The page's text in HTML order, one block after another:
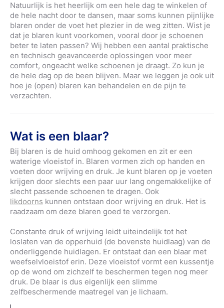
Natuurlijk is het heerlijk om een hele dag te winkelen of
de hele nacht door te dansen, maar soms kunnen pijnlijke
blaren onder de voet het plezier in de weg zitten. Wist je
dat je blaren kunt voorkomen, vooral door je schoenen
beter te laten passen? Wij hebben een aantal praktische
en technisch geavanceerde oplossingen voor meer
comfort, ongeacht welke schoenen je draagt. Zo kun je
de hele dag op de been blijven. Maar we leggen je ook uit
hoe je (open) blaren kan behandelen en de pijn te
verzachten.
Wat is een blaar?
Bij blaren is de huid omhoog gekomen en zit er een
waterige vloeistof in. Blaren vormen zich op handen en
voeten door wrijving en druk. Je kunt blaren op je voeten
krijgen door slechts een paar uur lang ongemakkelijke of
slecht passende schoenen te dragen. Ook
likdoorns kunnen ontstaan door wrijving en druk. Het is
raadzaam om deze blaren goed te verzorgen.
Constante druk of wrijving leidt uiteindelijk tot het
loslaten van de opperhuid (de bovenste huidlaag) van de
onderliggende huidlagen. Er ontstaat dan een blaar met
weefselvloeistof erin. Deze vloeistof vormt een kussentje
op de wond om zichzelf te beschermen tegen nog meer
druk. De blaar is dus eigenlijk een slimme
zelfbeschermende maatregel van je lichaam.